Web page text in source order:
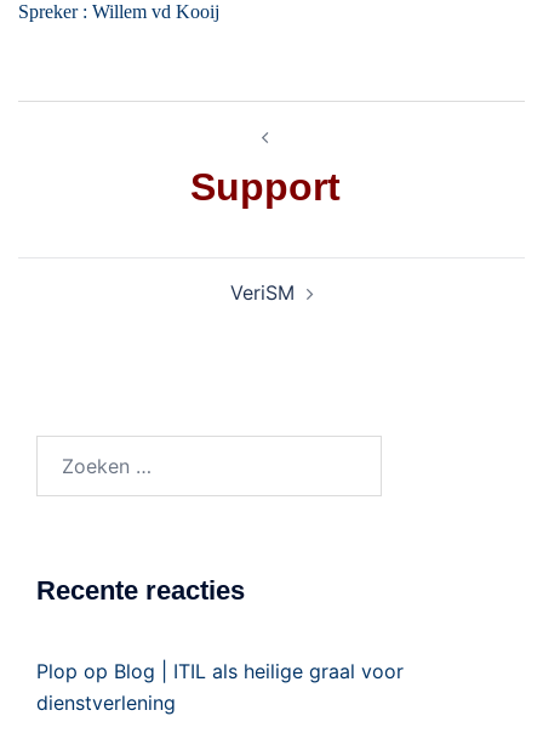
Spreker : Willem vd Kooij
Support
VeriSM
Recente reacties
Plop op Blog | ITIL als heilige graal voor
dienstverlening